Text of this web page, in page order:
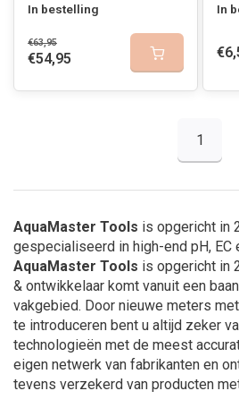
In bestelling
€63,95
€54,95
In
1
AquaMaster Tools is opgericht in
gespecialiseerd in high-end pH, EC
AquaMaster Tools is opgericht in
& ontwikkelaar komt vanuit een
vakgebied. Door nieuwe meters
te introduceren bent u altijd zeker
technologieën met de meest
eigen netwerk van fabrikanten en
tevens verzekerd van producten